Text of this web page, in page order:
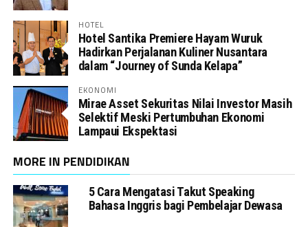
HOTEL
Hotel Santika Premiere Hayam Wuruk
Hadirkan Perjalanan Kuliner Nusantara
dalam “Journey of Sunda Kelapa”
EKONOMI
Mirae Asset Sekuritas Nilai Investor Masih
Selektif Meski Pertumbuhan Ekonomi
Lampaui Ekspektasi
MORE IN PENDIDIKAN
5 Cara Mengatasi Takut Speaking
Bahasa Inggris bagi Pembelajar Dewasa